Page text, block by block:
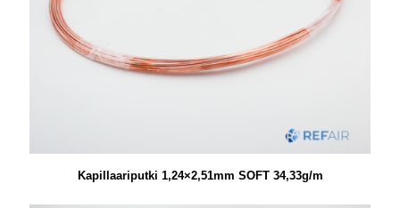
Kapillaariputki 1,24×2,51mm SOFT 34,33g/m